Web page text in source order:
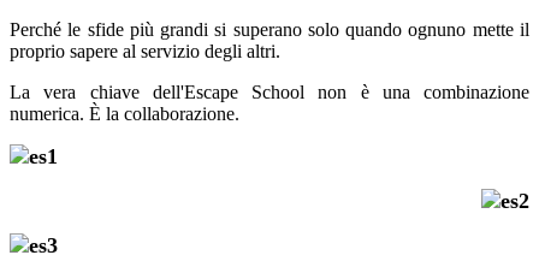
Perché le sfide più grandi si superano solo quando ognuno mette il
proprio sapere al servizio degli altri.
La vera chiave dell'Escape School non è una combinazione
numerica. È la collaborazione.